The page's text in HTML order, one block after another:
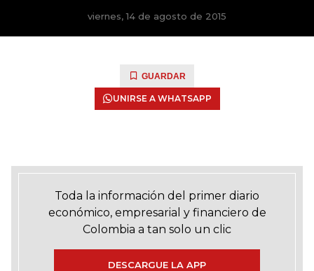
viernes, 14 de agosto de 2015
GUARDAR
UNIRSE A WHATSAPP
Toda la información del primer diario
económico, empresarial y financiero de
Colombia a tan solo un clic
DESCARGUE LA APP